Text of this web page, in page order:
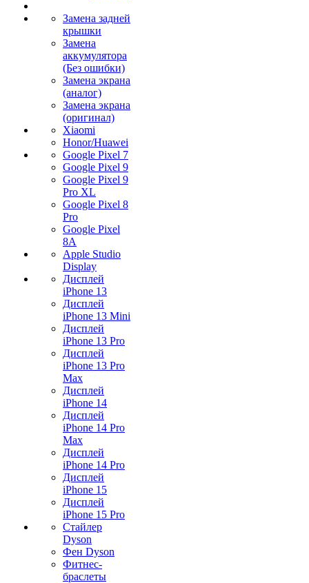
Замена задней
крышки
Замена
аккумулятора
(Без ошибки)
Замена экрана
(аналог)
Замена экрана
(оригинал)
Xiaomi
Honor/Huawei
Google Pixel 7
Google Pixel 9
Google Pixel 9
Pro XL
Google Pixel 8
Pro
Google Pixel
8A
Apple Studio
Display
Дисплей
iPhone 13
Дисплей
iPhone 13 Mini
Дисплей
iPhone 13 Pro
Дисплей
iPhone 13 Pro
Max
Дисплей
iPhone 14
Дисплей
iPhone 14 Pro
Max
Дисплей
iPhone 14 Pro
Дисплей
iPhone 15
Дисплей
iPhone 15 Pro
Стайлер
Dyson
Фен Dyson
Фитнес-
браслеты